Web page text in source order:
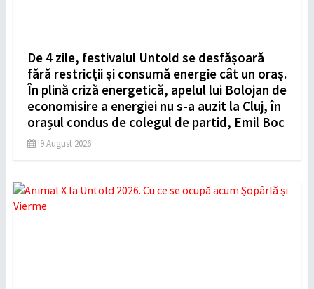
De 4 zile, festivalul Untold se desfășoară
fără restricții și consumă energie cât un oraș.
În plină criză energetică, apelul lui Bolojan de
economisire a energiei nu s-a auzit la Cluj, în
orașul condus de colegul de partid, Emil Boc
9 August 2026